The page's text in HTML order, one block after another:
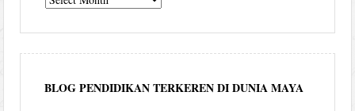
per
bulan
BLOG PENDIDIKAN TERKEREN DI DUNIA MAYA